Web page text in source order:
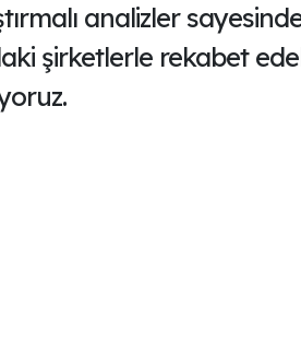
analizler
şirketlerle rekabet